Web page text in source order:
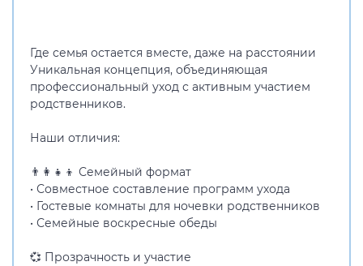
Где семья остается вместе, даже на расстоянии
Уникальная концепция, объединяющая
профессиональный уход с активным участием
родственников.
Наши отличия:
👨👩👧👦 Семейный формат
• Совместное составление программ ухода
• Гостевые комнаты для ночевки родственников
• Семейные воскресные обеды
💞 Прозрачность и участие